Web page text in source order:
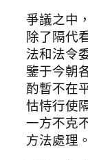
爭議之中
除了隔代
法和法令
鑒于今朝
酌暫不在
怙恃行使
一方不克
方法處理。